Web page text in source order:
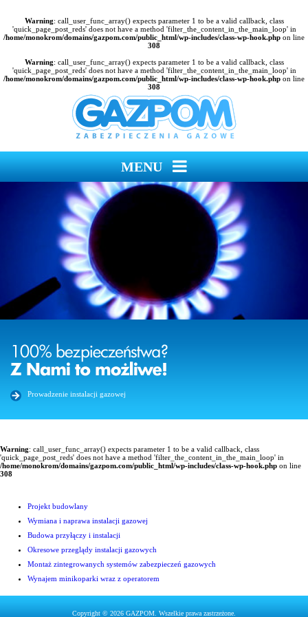
Warning: call_user_func_array() expects parameter 1 to be a valid callback, class
'quick_page_post_reds' does not have a method 'filter_the_content_in_the_main_loop' in
/home/monokrom/domains/gazpom.com/public_html/wp-includes/class-wp-hook.php on line
308
Warning: call_user_func_array() expects parameter 1 to be a valid callback, class
'quick_page_post_reds' does not have a method 'filter_the_content_in_the_main_loop' in
/home/monokrom/domains/gazpom.com/public_html/wp-includes/class-wp-hook.php on line
308
MENU
Prowadzenie instalacji gazowej
Warning: call_user_func_array() expects parameter 1 to be a valid callback, class
'quick_page_post_reds' does not have a method 'filter_the_content_in_the_main_loop' in
/home/monokrom/domains/gazpom.com/public_html/wp-includes/class-wp-hook.php on line
308
Projekt budowlany
Wymiana i naprawa instalacji gazowej
Budowa przyłączy i instalacji
Okresowe przeglądy instalacji gazowych
Montaż zintegrowanych systemów zabezpieczeń gazowych
Wynajem minikoparki wraz z operatorem
Copyright © 2026 GAZPOM. Wszelkie prawa zastrzeżone.